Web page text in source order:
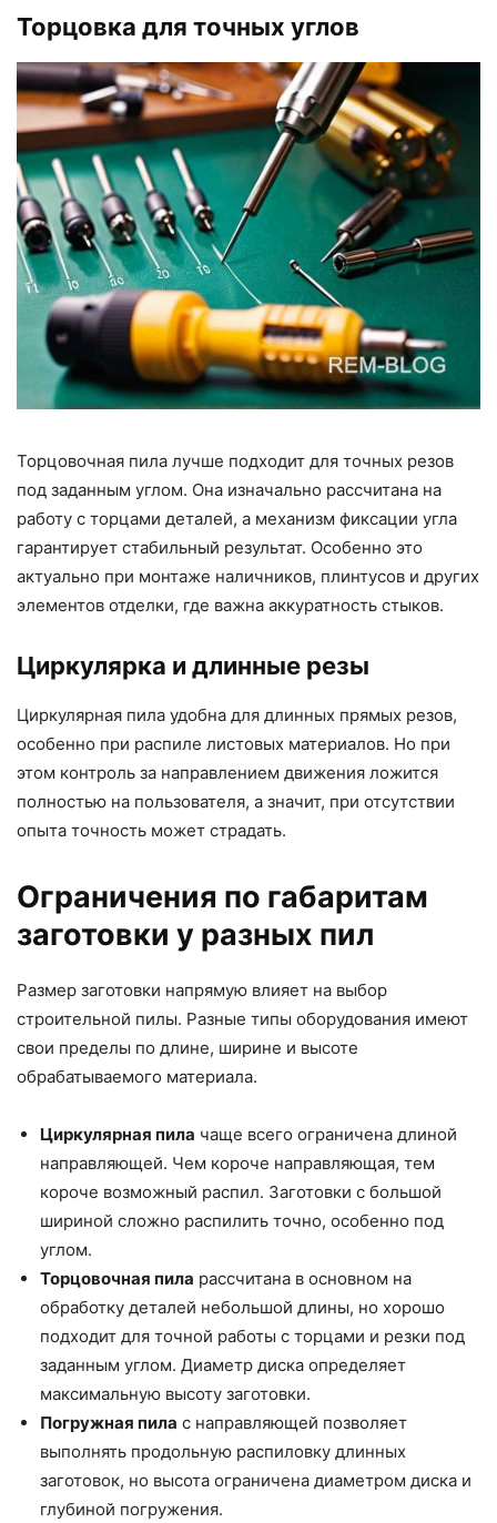
Торцовка для точных углов
Торцовочная пила лучше подходит для точных резов
под заданным углом. Она изначально рассчитана на
работу с торцами деталей, а механизм фиксации угла
гарантирует стабильный результат. Особенно это
актуально при монтаже наличников, плинтусов и других
элементов отделки, где важна аккуратность стыков.
Циркулярка и длинные резы
Циркулярная пила удобна для длинных прямых резов,
особенно при распиле листовых материалов. Но при
этом контроль за направлением движения ложится
полностью на пользователя, а значит, при отсутствии
опыта точность может страдать.
Ограничения по габаритам
заготовки у разных пил
Размер заготовки напрямую влияет на выбор
строительной пилы. Разные типы оборудования имеют
свои пределы по длине, ширине и высоте
обрабатываемого материала.
Циркулярная пила чаще всего ограничена длиной
направляющей. Чем короче направляющая, тем
короче возможный распил. Заготовки с большой
шириной сложно распилить точно, особенно под
углом.
Торцовочная пила рассчитана в основном на
обработку деталей небольшой длины, но хорошо
подходит для точной работы с торцами и резки под
заданным углом. Диаметр диска определяет
максимальную высоту заготовки.
Погружная пила с направляющей позволяет
выполнять продольную распиловку длинных
заготовок, но высота ограничена диаметром диска и
глубиной погружения.